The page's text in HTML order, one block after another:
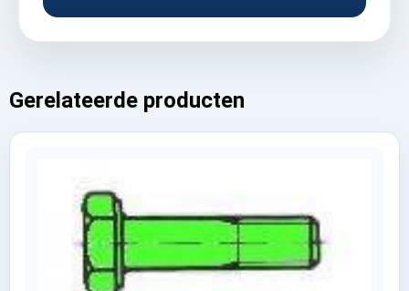
Gerelateerde producten